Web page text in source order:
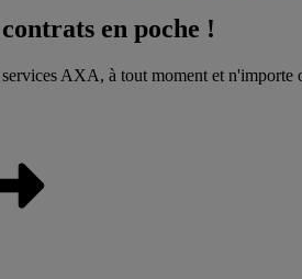
en poche !
AXA, à tout moment et n'importe